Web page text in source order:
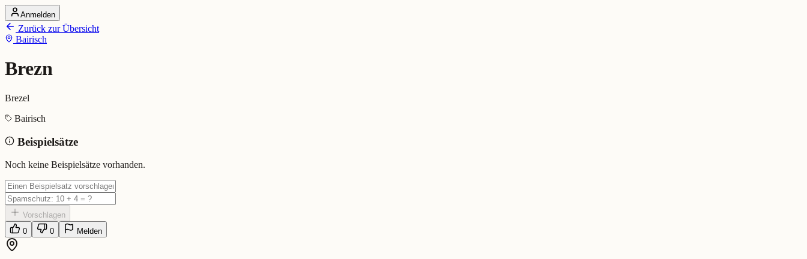
Startseite
Alle Dialekte
Dialekte vergleichen
Ranking
Brezn (Bairisch)
Bedeutung: Brezel
Eingereicht von: Mundwerk Team
Anmelden
Zurück zur Übersicht
Bairisch
Brezn
Brezel
Bairisch
Beispielsätze
Noch keine Beispielsätze vorhanden.
Vorschlagen
0
0 Melden